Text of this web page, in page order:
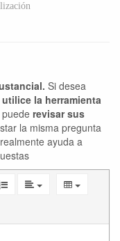
Si desea
utilice la herramienta
revisar sus
la misma pregunta
ayuda a